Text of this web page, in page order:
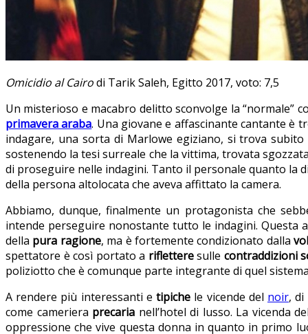
Omicidio al Cairodi Tarik Saleh, Egitto 2017, voto: 7,5
Un misterioso e macabro delitto sconvolge la “normale”
primavera araba. Una giovane e affascinante cantante è
indagare, una sorta di Marlowe egiziano, si trova
sostenendo la tesi surreale che la vittima, trovata
di proseguire nelle indagini. Tanto il personale quanto la
della persona altolocata che aveva affittato la camera.
Abbiamo, dunque, finalmente un protagonista che
intende perseguire nonostante tutto le indagini. Questa
della pura ragione, ma è fortemente condizionato dalla
spettatore è così portato a rifletteresulle contraddizioni
poliziotto che è comunque parte integrante di quel
A rendere più interessanti etipiche le vicende del noir, di
come cameriera precaria nell’hotel di lusso. La vicenda
oppressione che vive questa donna in quanto in primo